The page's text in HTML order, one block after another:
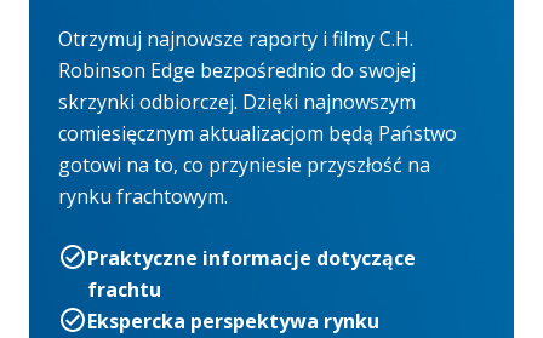
Otrzymuj najnowsze raporty i filmy C.H.
Robinson Edge bezpośrednio do swojej
skrzynki odbiorczej. Dzięki najnowszym
comiesięcznym aktualizacjom będą Państwo
gotowi na to, co przyniesie przyszłość na
rynku frachtowym.
Praktyczne informacje dotyczące
frachtu
Ekspercka perspektywa rynku